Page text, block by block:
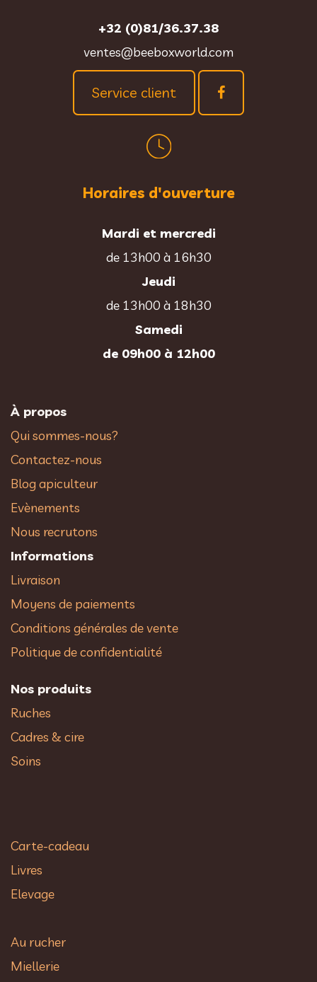
+32 (0)81/36.37.38
ventes@beeboxworld.com
Service client
Horaires d'ouverture
Mardi et mercredi
de 13h00 à 16h30
Jeudi
de 13h00 à 18h30
Samedi
de 09h00 à 12h00
À propos
Qui sommes-nous?
Contactez-nous
Blog apiculteur
Evènements
Nous recrutons
Informations
Livraison
Moyens de paiements
Conditions générales de vente
Politique de confidentialité
Nos produits
Ruches
Cadres & cire
Soins
Carte-cadeau
Livres
Elevage
Au rucher​
Miellerie